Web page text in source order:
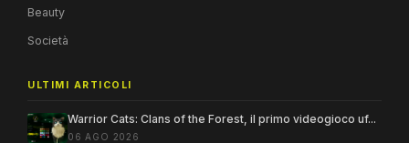
Beauty
Società
ULTIMI ARTICOLI
Warrior Cats: Clans of the Forest, il primo videogioco uf...
06 AGO 2026